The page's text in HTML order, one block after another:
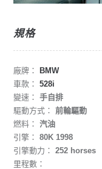
規格
廠牌：
BMW
車款：
528i
變速：
手自排
驅動方式：
前輪驅動
燃料：
汽油
引擎：
80K 1998
引擎動力：
252 horses
里程數：